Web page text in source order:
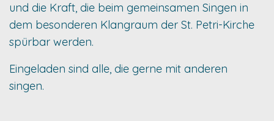
und die Kraft, die beim gemeinsamen Singen in
dem besonderen Klangraum der St. Petri-Kirche
spürbar werden.
Eingeladen sind alle, die gerne mit anderen
singen.